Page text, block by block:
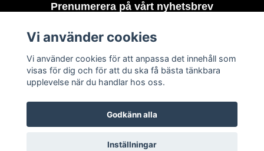
Prenumerera på vårt nyhetsbrev
Vi använder cookies
Vi använder cookies för att anpassa det innehåll som
visas för dig och för att du ska få bästa tänkbara
upplevelse när du handlar hos oss.
Godkänn alla
Inställningar